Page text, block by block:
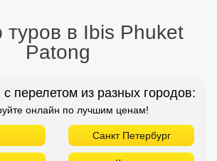
туров в Ibis Phuket
Patong
перелетом из разных городов:
онлайн по лучшим ценам!
Санкт Петербург